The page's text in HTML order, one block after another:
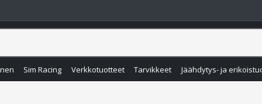
Sim Racing Verkkotuotteet Tarvikkeet Jäähdytys- ja